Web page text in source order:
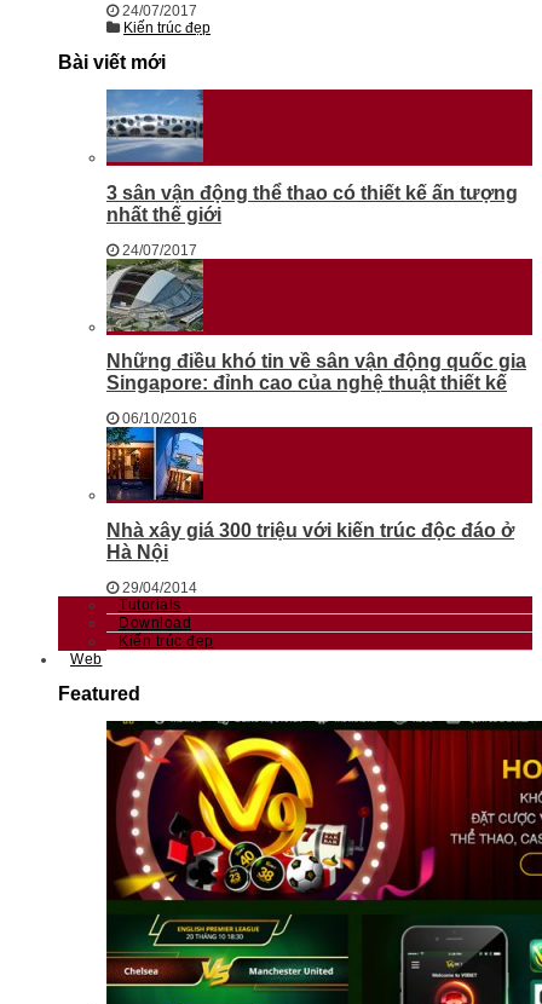
24/07/2017
Kiến trúc đẹp
Bài viết mới
3 sân vận động thể thao có thiết kế ấn tượng
nhất thế giới
24/07/2017
Những điều khó tin về sân vận động quốc gia
Singapore: đỉnh cao của nghệ thuật thiết kế
06/10/2016
Nhà xây giá 300 triệu với kiến trúc độc đáo ở
Hà Nội
29/04/2014
Tutorials
Download
Kiến trúc đẹp
Web
Featured